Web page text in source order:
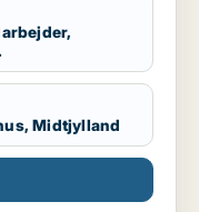
Midtjylland